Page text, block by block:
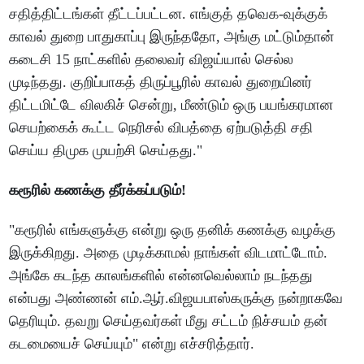
சதித்திட்டங்கள் தீட்டப்பட்டன. எங்குத் தவெக-வுக்குக்
காவல் துறை பாதுகாப்பு இருந்ததோ, அங்கு மட்டும்தான்
கடைசி 15 நாட்களில் தலைவர் விஜய்யால் செல்ல
முடிந்தது. குறிப்பாகத் திருப்பூரில் காவல் துறையினர்
திட்டமிட்டே விலகிச் சென்று, மீண்டும் ஒரு பயங்கரமான
செயற்கைக் கூட்ட நெரிசல் விபத்தை ஏற்படுத்தி சதி
செய்ய திமுக முயற்சி செய்தது."
கரூரில் கணக்கு தீர்க்கப்படும்!
"கரூரில் எங்களுக்கு என்று ஒரு தனிக் கணக்கு வழக்கு
இருக்கிறது. அதை முடிக்காமல் நாங்கள் விடமாட்டோம்.
அங்கே கடந்த காலங்களில் என்னவெல்லாம் நடந்தது
என்பது அண்ணன் எம்.ஆர்.விஜயபாஸ்கருக்கு நன்றாகவே
தெரியும். தவறு செய்தவர்கள் மீது சட்டம் நிச்சயம் தன்
கடமையைச் செய்யும்" என்று எச்சரித்தார்.